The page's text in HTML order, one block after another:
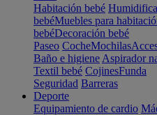
Habitación bebé
bebéMuebles para
bebéDecoración bebé
Paseo CocheMochilas
Baño e higiene Aspirador
Textil bebé CojinesFunda
Seguridad Barreras
Deporte
Equipamiento de cardio